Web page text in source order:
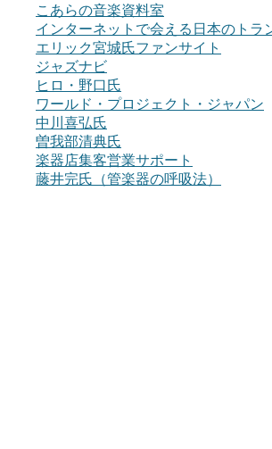
こあらの音楽資料室
インターネットで会える日本のトラ
エリック宮城氏ファンサイト
ジャズナビ
ヒロ・野口氏
ワールド・プロジェクト・ジャパン
中川喜弘氏
曽我部清典氏
楽器店集客営業サポート
藤井完氏（管楽器の呼吸法）